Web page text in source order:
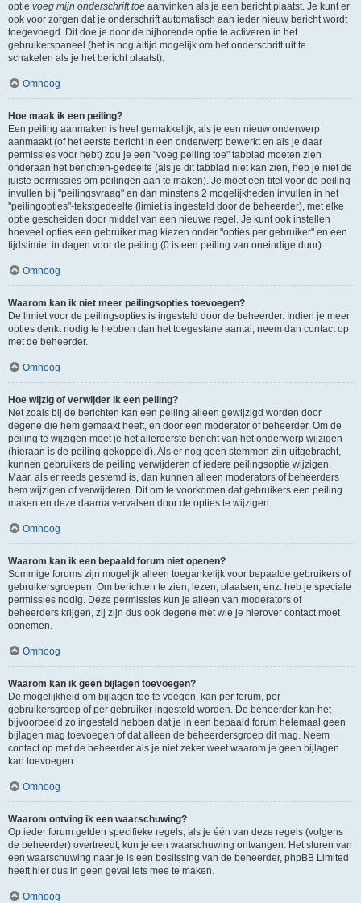
optie voeg mijn onderschrift toe aanvinken als je een bericht plaatst. Je kunt er
ook voor zorgen dat je onderschrift automatisch aan ieder nieuw bericht wordt
toegevoegd. Dit doe je door de bijhorende optie te activeren in het
gebruikerspaneel (het is nog altijd mogelijk om het onderschrift uit te
schakelen als je het bericht plaatst).
Omhoog
Hoe maak ik een peiling?
Een peiling aanmaken is heel gemakkelijk, als je een nieuw onderwerp
aanmaakt (of het eerste bericht in een onderwerp bewerkt en als je daar
permissies voor hebt) zou je een "voeg peiling toe" tabblad moeten zien
onderaan het berichten-gedeelte (als je dit tabblad niet kan zien, heb je niet de
juiste permissies om peilingen aan te maken). Je moet een titel voor de peiling
invullen bij "peilingsvraag" en dan minstens 2 mogelijkheden invullen in het
"peilingopties"-tekstgedeelte (limiet is ingesteld door de beheerder), met elke
optie gescheiden door middel van een nieuwe regel. Je kunt ook instellen
hoeveel opties een gebruiker mag kiezen onder "opties per gebruiker" en een
tijdslimiet in dagen voor de peiling (0 is een peiling van oneindige duur).
Omhoog
Waarom kan ik niet meer peilingsopties toevoegen?
De limiet voor de peilingsopties is ingesteld door de beheerder. Indien je meer
opties denkt nodig te hebben dan het toegestane aantal, neem dan contact op
met de beheerder.
Omhoog
Hoe wijzig of verwijder ik een peiling?
Net zoals bij de berichten kan een peiling alleen gewijzigd worden door
degene die hem gemaakt heeft, en door een moderator of beheerder. Om de
peiling te wijzigen moet je het allereerste bericht van het onderwerp wijzigen
(hieraan is de peiling gekoppeld). Als er nog geen stemmen zijn uitgebracht,
kunnen gebruikers de peiling verwijderen of iedere peilingsoptie wijzigen.
Maar, als er reeds gestemd is, dan kunnen alleen moderators of beheerders
hem wijzigen of verwijderen. Dit om te voorkomen dat gebruikers een peiling
maken en deze daarna vervalsen door de opties te wijzigen.
Omhoog
Waarom kan ik een bepaald forum niet openen?
Sommige forums zijn mogelijk alleen toegankelijk voor bepaalde gebruikers of
gebruikersgroepen. Om berichten te zien, lezen, plaatsen, enz. heb je speciale
permissies nodig. Deze permissies kun je alleen van moderators of
beheerders krijgen, zij zijn dus ook degene met wie je hierover contact moet
opnemen.
Omhoog
Waarom kan ik geen bijlagen toevoegen?
De mogelijkheid om bijlagen toe te voegen, kan per forum, per
gebruikersgroep of per gebruiker ingesteld worden. De beheerder kan het
bijvoorbeeld zo ingesteld hebben dat je in een bepaald forum helemaal geen
bijlagen mag toevoegen of dat alleen de beheerdersgroep dit mag. Neem
contact op met de beheerder als je niet zeker weet waarom je geen bijlagen
kan toevoegen.
Omhoog
Waarom ontving ik een waarschuwing?
Op ieder forum gelden specifieke regels, als je één van deze regels (volgens
de beheerder) overtreedt, kun je een waarschuwing ontvangen. Het sturen van
een waarschuwing naar je is een beslissing van de beheerder, phpBB Limited
heeft hier dus in geen geval iets mee te maken.
Omhoog